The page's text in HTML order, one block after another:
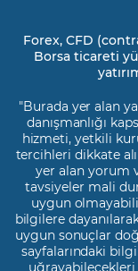
Forex, CFD
Borsa ticareti
"Burada yer alan
danışmanlığı
hizmeti, yetkili
tercihleri dikkate
yer alan yorum
tavsiyeler mali
uygun
bilgilere
uygun sonuçlar
sayfalarındaki
uğrayabilecekleri